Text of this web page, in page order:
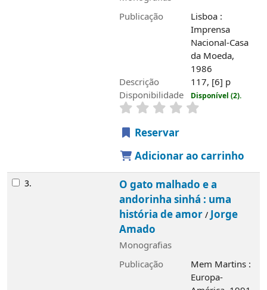
Publicação
Lisboa :
Imprensa
Nacional-Casa
da Moeda,
1986
Descrição
117, [6] p
Disponibilidade
Disponível (2).
Reservar
Adicionar ao carrinho
3.
O gato malhado e a
andorinha sinhá : uma
história de amor/Jorge
Amado
Monografias
Publicação
Mem Martins :
Europa-